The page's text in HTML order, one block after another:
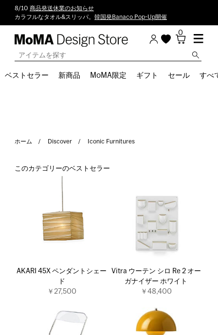
8/10 商品発送休業のお知らせ
カラフルなタオル&スリッパ。 韓国発Banaco Pop-Up開催
0
ベストセラー 新商品 MoMA限定 ギフト セール すべ
ホーム Discover Iconic Furnitures
このカテゴリーのベストセラー
AKARI 45X ペンダントシェー
ド
￥27,500
Vitra ウーテン シロ Re 2 オー
ガナイザー ホワイト
￥48,400